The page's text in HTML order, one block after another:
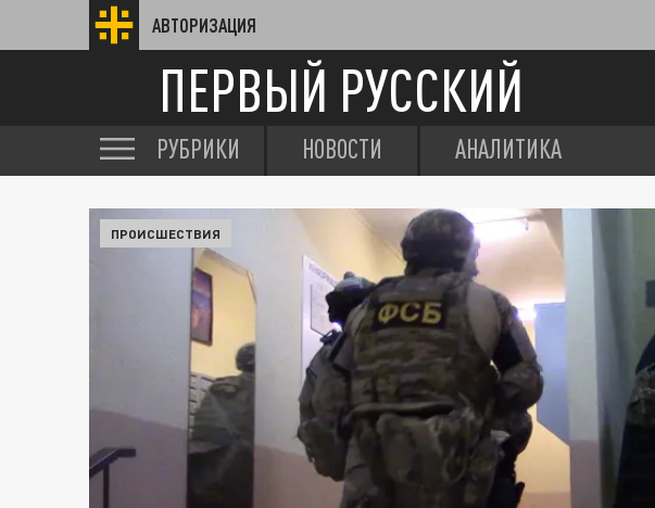
АВТОРИЗАЦИЯ
ПЕРВЫЙ РУССКИЙ
РУБРИКИ НОВОСТИ АНАЛИТИКА
ПРОИСШЕСТВИЯ